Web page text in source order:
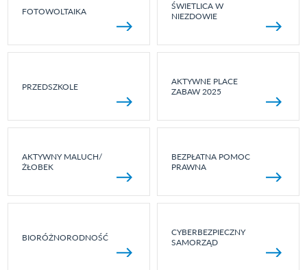
FOTOWOLTAIKA
ŚWIETLICA W
NIEZDOWIE
PRZEDSZKOLE
AKTYWNE PLACE
ZABAW 2025
AKTYWNY MALUCH/
ŻŁOBEK
BEZPŁATNA POMOC
PRAWNA
BIORÓŻNORODNOŚĆ
CYBERBEZPIECZNY
SAMORZĄD